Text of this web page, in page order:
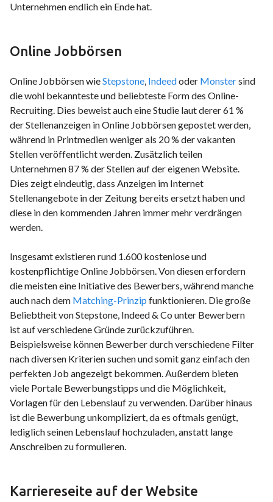
Unternehmen endlich ein Ende hat.
Online Jobbörsen
Online Jobbörsen wieStepstone, Indeedoder Monstersind
die wohl bekannteste und beliebteste Form des Online-
Recruiting. Dies beweist auch eine Studie laut derer 61 %
der Stellenanzeigen in Online Jobbörsen gepostet werden,
während in Printmedien weniger als 20 % der vakanten
Stellen veröffentlicht werden. Zusätzlich teilen
Unternehmen 87 % der Stellen auf der eigenen Website.
Dies zeigt eindeutig, dass Anzeigen im Internet
Stellenangebote in der Zeitung bereits ersetzt haben und
diese in den kommenden Jahren immer mehr verdrängen
werden.
Insgesamt existieren rund 1.600 kostenlose und
kostenpflichtige Online Jobbörsen. Von diesen erfordern
die meisten eine Initiative des Bewerbers, während manche
auch nach dem Matching-Prinzip funktionieren. Die große
Beliebtheit von Stepstone, Indeed & Co unter Bewerbern
ist auf verschiedene Gründe zurückzuführen.
Beispielsweise können Bewerber durch verschiedene Filter
nach diversen Kriterien suchen und somit ganz einfach den
perfekten Job angezeigt bekommen. Außerdem bieten
viele Portale Bewerbungstipps und die Möglichkeit,
Vorlagen für den Lebenslauf zu verwenden. Darüber hinaus
ist die Bewerbung unkompliziert, da es oftmals genügt,
lediglich seinen Lebenslauf hochzuladen, anstatt lange
Anschreiben zu formulieren.
Karriereseite auf der Website